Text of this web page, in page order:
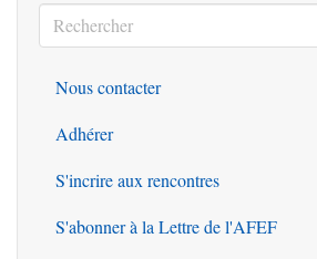
Rechercher
Rechercher
Outils
Nous contacter
Adhérer
S'incrire aux rencontres
S'abonner à la Lettre de l'AFEF